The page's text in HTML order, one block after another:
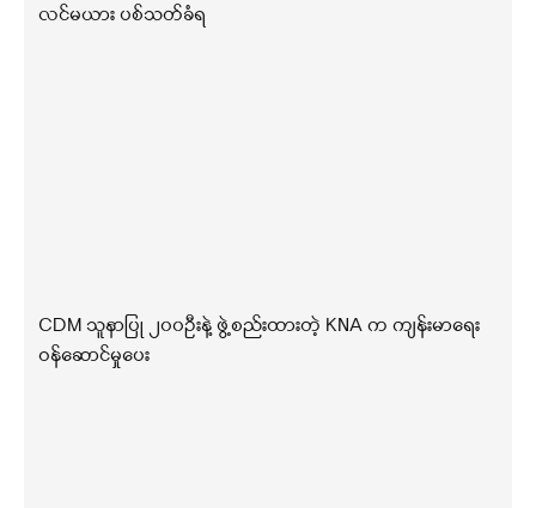
လင်မယား ပစ်သတ်ခံရ
CDM သူနာပြု ၂၀၀ဦးနဲ့ ဖွဲ့စည်းထားတဲ့ KNA က ကျန်းမာရေး
ဝန်ဆောင်မှုပေး